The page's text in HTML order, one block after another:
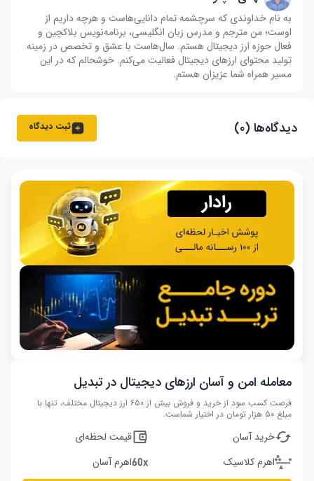
به نام خداوندی که سرچشمه تمام دانایی‌هاست و هرچه داریم از
اوست؛ من مترجم و مدرس زبان انگلیسی، برنامه‌نویس بلاکچین و
فعال حوزه ارز دیجیتال هستم. سال‌هاست با عشق و تخصص در زمینه
تولید محتوای ارزهای دیجیتال فعالیت می‌کنم. خوشحالم که در این
مسیر همراه شما عزیزان هستم.
دیدگاه‌ها (۰) ثبت دیدگاه
معامله امن و آسان ارزهای دیجیتال در تبدیل
فرصت کسب سود از خرید و فروش بیش از ۶۵۰ ارز دیجیتال مختلف، تنها با
مبلغ ۵۰ هزار تومان در اختیار شماست.
خرید آسان
قیمت لحظه‌ای
اهرم کلاسیک
اهرم آسان